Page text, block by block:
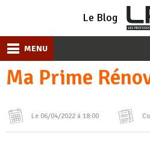
Le Blog
MENU
Ma Prime
Le 06/04/2022 à 18:00